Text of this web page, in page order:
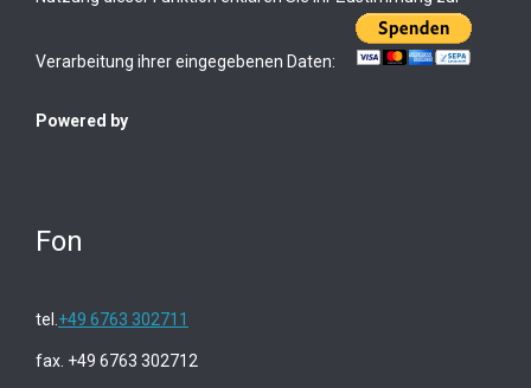
Verarbeitung ihrer eingegebenen Daten:
Powered by
Fon
tel. +49 6763 302711
fax. +49 6763 302712